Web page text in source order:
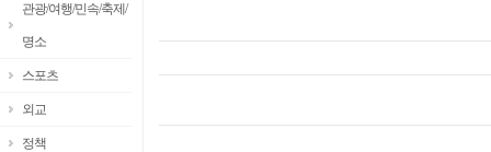
관광/여행/민속/축제/
명소
스포츠
외교
정책